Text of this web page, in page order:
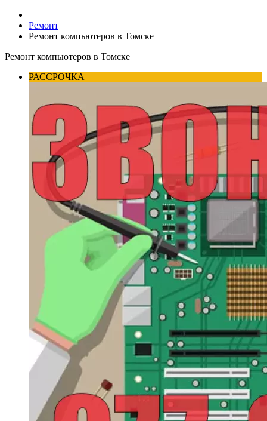
Ремонт
Ремонт компьютеров в Томске
Ремонт компьютеров в Томске
РАССРОЧКА